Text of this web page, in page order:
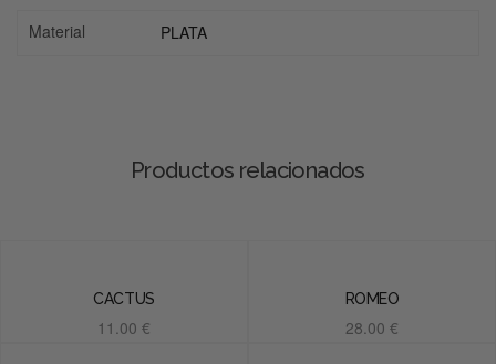
Material PLATA
Productos relacionados
CACTUS
11.00 €
ROMEO
28.00 €